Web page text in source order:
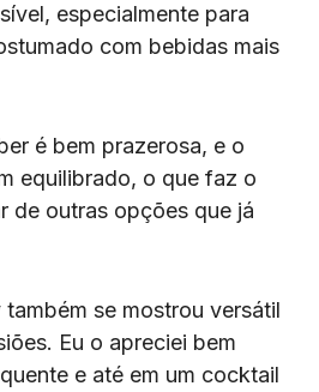
especialmente para
com bebidas mais
é bem prazerosa, e o
equilibrado, o que faz o
de outras opções que já
se mostrou versátil
Eu o apreciei bem
e até em um cocktail